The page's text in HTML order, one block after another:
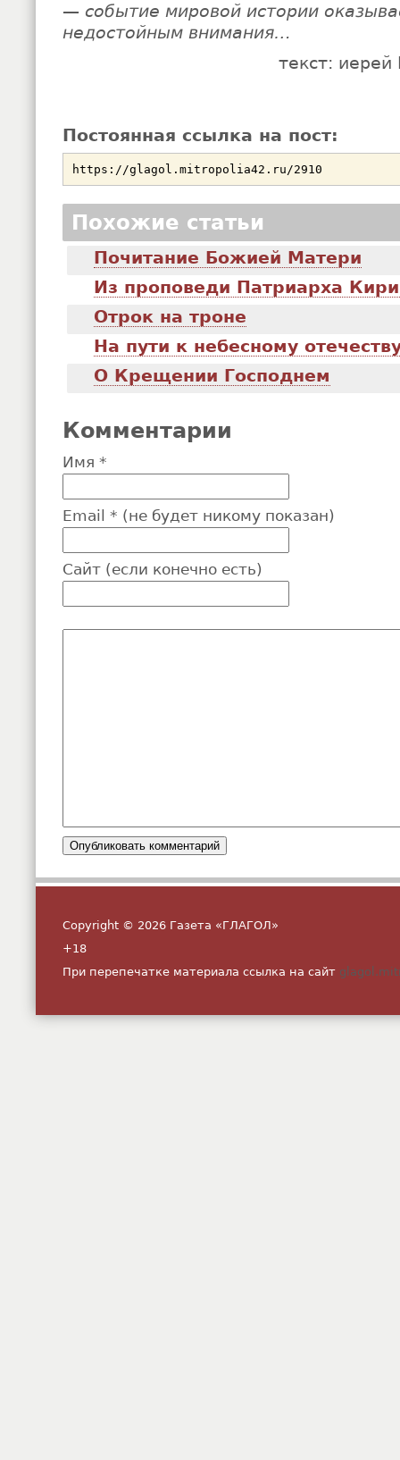
— событие мировой истории
недостойным внимания…
текст:
Постоянная ссылка на пост:
Похожие статьи
Почитание Божией Матери
Из проповеди Патриарха
Отрок на троне
На пути к небесному
О Крещении Господнем
Комментарии
Имя *
Email * (не будет никому показан)
Сайт (если конечно есть)
Copyright © 2026 Газета «ГЛАГОЛ»
+18
При перепечатке материала ссылка на сайт